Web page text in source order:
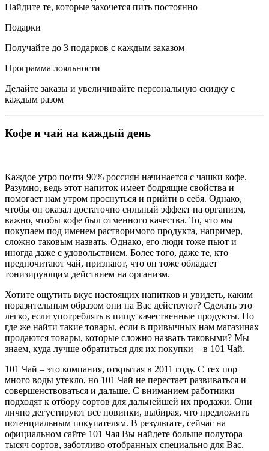
Найдите те, которые захочется пить постоянно
Подарки
Получайте до 3 подарков с каждым заказом
Программа лояльности
Делайте заказы и увеличивайте персональную скидку с
каждым разом
Кофе и чай на каждый день
Каждое утро почти 90% россиян начинается с чашки кофе.
Разумно, ведь этот напиток имеет бодрящие свойства и
помогает нам утром проснуться и прийти в себя. Однако,
чтобы он оказал достаточно сильный эффект на организм,
важно, чтобы кофе был отменного качества. То, что мы
покупаем под именем растворимого продукта, например,
сложно таковым назвать. Однако, его люди тоже пьют и
иногда даже с удовольствием. Более того, даже те, кто
предпочитают чай, признают, что он тоже обладает
тонизирующим действием на организм.
Хотите ощутить вкус настоящих напитков и увидеть, каким
поразительным образом они на Вас действуют? Сделать это
легко, если употреблять в пищу качественные продукты. Но
где же найти такие товары, если в привычных нам магазинах
продаются товары, которые сложно назвать таковыми? Мы
знаем, куда лучше обратиться для их покупки – в 101 Чай.
101 Чай – это компания, открытая в 2011 году. С тех пор
много воды утекло, но 101 Чай не перестает развиваться и
совершенствоваться и дальше. С вниманием работники
подходят к отбору сортов для дальнейшей их продажи. Они
лично дегустируют все новинки, выбирая, что предложить
потенциальным покупателям. В результате, сейчас на
официальном сайте 101 Чая Вы найдете больше полутора
тысяч сортов, заботливо отобранных специально для Вас.